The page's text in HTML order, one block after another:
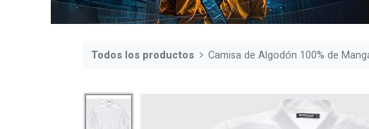
Todos los productos Camisa de Algodón 100% de